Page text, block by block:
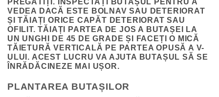
PREGĂTIȚI. INSPECTAȚI BUTAȘUL PENTRU A
VEDEA DACĂ ESTE BOLNAV SAU DETERIORAT
ȘI TĂIAȚI ORICE CAPĂT DETERIORAT SAU
OFILIT. TĂIAȚI PARTEA DE JOS A BUTAȘEI LA
UN UNGHI DE 45 DE GRADE ȘI FACEȚI O MICĂ
TĂIETURĂ VERTICALĂ PE PARTEA OPUSĂ A V-
ULUI. ACEST LUCRU VA AJUTA BUTAȘUL SĂ SE
ÎNRĂDĂCINEZE MAI UȘOR.
PLANTAREA BUTAȘILOR